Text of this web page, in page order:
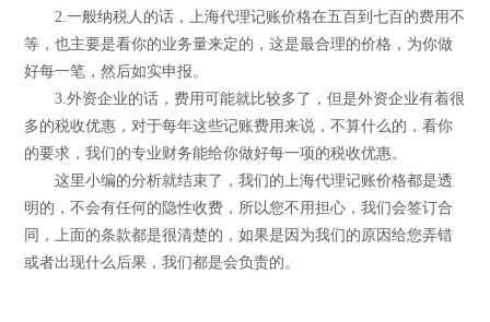
2.一般纳税人的话，上海代理记账价格在五百到七百的费用不
等，也主要是看你的业务量来定的，这是最合理的价格，为你做
好每一笔，然后如实申报。
3.外资企业的话，费用可能就比较多了，但是外资企业有着很
多的税收优惠，对于每年这些记账费用来说，不算什么的，看你
的要求，我们的专业财务能给你做好每一项的税收优惠。
这里小编的分析就结束了，我们的上海代理记账价格都是透
明的，不会有任何的隐性收费，所以您不用担心，我们会签订合
同，上面的条款都是很清楚的，如果是因为我们的原因给您弄错
或者出现什么后果，我们都是会负责的。